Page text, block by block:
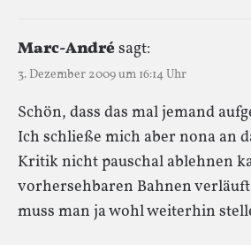
Marc-Andrésagt:
3. Dezember 2009 um 16:14 Uhr
Schön, dass das mal jemand
Ich schließe mich aber nona an
Kritik nicht pauschal ablehnen
vorhersehbaren Bahnen
muss man ja wohl weiterhin